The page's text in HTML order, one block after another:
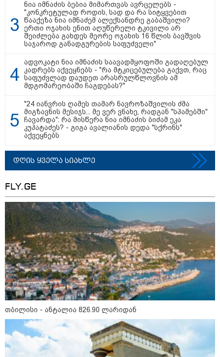
წალენჯიხის არტ-მეურნეობაში,
ნიკო კვარაცხელიას სახელობის
IT სკოლის კურსამთავრებულებს
სერტიფიკატები გადაეცათ
11:59 / 09-08-2026
ხანძარი ლილო-მარტყოფის
გზაზე - რა ვითარებაა ადგილზე
"ვერასდროს ვიფიქრებდი, რომ
ჩვენი ცხოვრება შენთან ერთად
ასეთ არარომანტიკულ ფაზაში
კატეგორიის ყველა სიახლე
მკითხველის რჩევით
ნია იმნაძის ბებია მიმართვას ავრცელებს -
"კონკრეტულად როდის, სად და რა სიტყვებით
წააქეზა ნია იმნაძემ ალექსანდრე გაბაშვილი?
ერთი ოჯახის ენით აღუწერელი ტკივილი არ
შეიძლება გახდეს მეორე ოჯახის 16 წლის ბავშვის
საჯაროდ განადგურების საფუძველი"
ადვოკატი ნია იმნაძის საავადმყოფოში გადაღებულ
კადრებს აქვეყნებს - "რა მტკიცებულება გაქვთ, რაც
საფუძვლად დაუდეთ არასრულწლოვნის ამ
მდგომარეობაში ჩაგდებას?"
"24 იანვრის ღამეს თამარ ნავროზაშვილის ძმა
მიგზავნის მესიჯს... მე ვერ ვნახე, რადგან "სპამებში"
ჩავარდა": რა მისწერა ნია იმნაძის ბიძამ ეკა
კუპატაძეს? - გიგა ავალიანის დედა "სქრინს"
აქვეყნებს
დღის ყველა სიახლე
FLY.GE
თბილისი - ანტალია 826.90 ლარიდან